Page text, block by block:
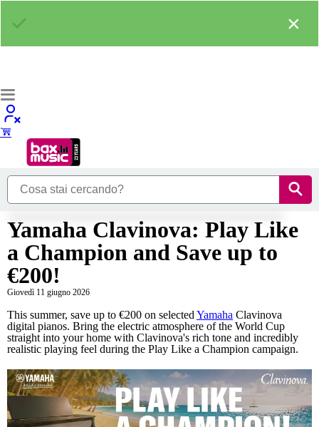
Yamaha Clavinova: Play Like
a Champion and Save up to
€200!
Giovedì 11 giugno 2026
This summer, save up to €200 on selected Yamaha Clavinova
digital pianos. Bring the electric atmosphere of the World Cup
straight into your home with Clavinova's rich tone and incredibly
realistic playing feel during the Play Like a Champion campaign.
×